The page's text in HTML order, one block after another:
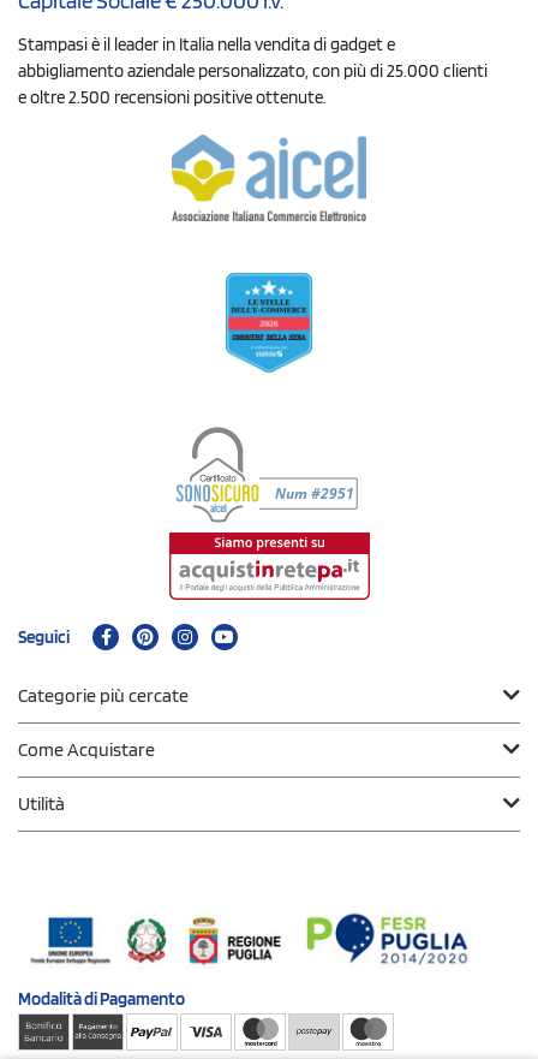
Stampasi è il leader in Italia nella vendita di gadget e
abbigliamento aziendale personalizzato, con più di 25.000 clienti
e oltre 2.500 recensioni positive ottenute.
Seguici
Categorie più cercate
Come Acquistare
Utilità
Modalità diPagamento